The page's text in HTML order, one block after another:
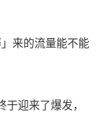
来的流量能不能
迎来了爆发，